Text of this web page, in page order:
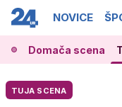
NOVICE
Domača scena
TUJA SCENA